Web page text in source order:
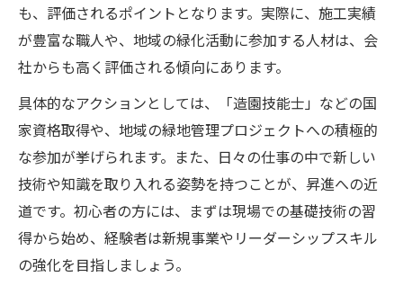
も、評価されるポイントとなります。実際に、施工実績
が豊富な職人や、地域の緑化活動に参加する人材は、会
社からも高く評価される傾向にあります。
具体的なアクションとしては、「造園技能士」などの国
家資格取得や、地域の緑地管理プロジェクトへの積極的
な参加が挙げられます。また、日々の仕事の中で新しい
技術や知識を取り入れる姿勢を持つことが、昇進への近
道です。初心者の方には、まずは現場での基礎技術の習
得から始め、経験者は新規事業やリーダーシップスキル
の強化を目指しましょう。